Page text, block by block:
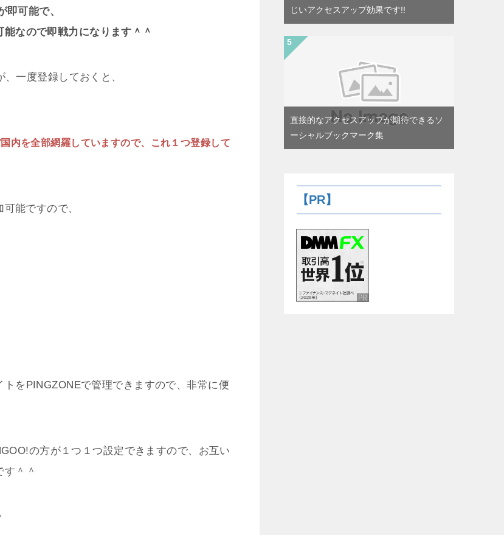
可能で、
なので即戦力になります＾＾
一度登録しておくと、
内を全部網羅していますので、これ１つ登録して
能ですので、
をPINGZONEで管理できますので、非常に便
の方が１つ１つ設定できますので、お互い
＾＾
じいアクセスアップ効果です!!
直接的なアクセスアップが期待できるソ
ーシャルブックマーク集
【PR】